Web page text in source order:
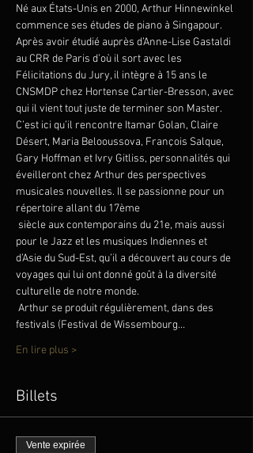
Né aux États-Unis en 2000, Arthur Hinnewinkel
commence ses études de piano à Singapour.
Après avoir étudié auprès d’Anne-Lise Gastaldi
au CRR de Paris d’où il sort avec les
Félicitations du Jury, il intègre à 15 ans le
CNSMDP chez Hortense Cartier-Bresson, avec
qui il vient tout juste de terminer son Master.
C’est ici qu’il rencontre Itamar Golan, Claire
Désert, Maria Belooussova, François Salque,
Gary Hoffman et Ivry Gitliss, personnalités qui
éveilleront chez Arthur des perspectives
musicales nouvelles. Il se passionne pour un
répertoire allant du 17ème
pour le Jazz et les musiques Indiennes et
d’Asie du Sud-Est, qu’il a découvert au cours de
voyages qui lui ont donné goût à la diversité
culturelle de notre monde.
festivals (Festival de Wissembourg…
En lire plus >
Billets
Vente expirée